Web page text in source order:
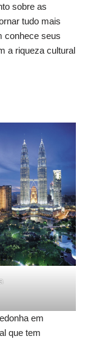
sobre as
tudo mais
conhece seus
a riqueza cultural
em
que tem